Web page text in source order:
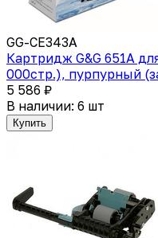
GG-CE343A
Картридж G&G 651A
000стр.), пурпурный
5 586 ₽
В наличии: 6 шт
Купить